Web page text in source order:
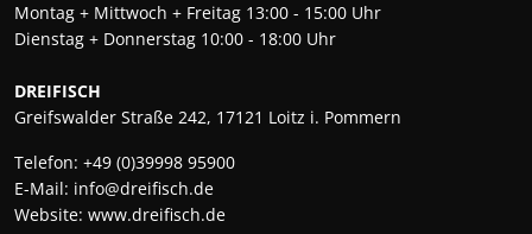
Montag + Mittwoch + Freitag 13:00 - 15:00 Uhr
Dienstag + Donnerstag 10:00 - 18:00 Uhr
DREIFISCH
Greifswalder Straße 242, 17121 Loitz i. Pommern
Telefon: +49 (0)39998 95900
E-Mail: info@dreifisch.de
Website: www.dreifisch.de